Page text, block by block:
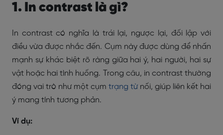
1. In contrast là gì?
In contrast có nghĩa là trái lại, ngược lại, đối lập với
điều vừa được nhắc đến. Cụm này được dùng để nhấn
mạnh sự khác biệt rõ ràng giữa hai ý, hai người, hai sự
vật hoặc hai tình huống. Trong câu, in contrast thường
đóng vai trò như một cụm trạng từ nối, giúp liên kết hai
ý mang tính tương phản.
Ví dụ: